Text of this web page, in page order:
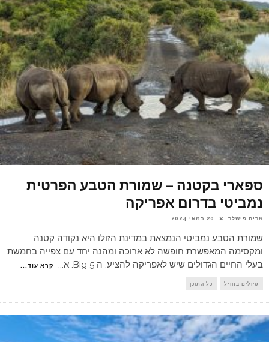
ספארי בקטנה – שמורת הטבע הפרטית
נמביטי בדרום אפריקה
אריה פישלר 20 במאי 2024
שמורת הטבע נמביטי הנמצאת במדינת הזולו היא נקודה קטנה
ומקסימה המאפשרת חופשה לא ארוכה ומהנה יחד עם צפייה בחמשת
בעלי החיים הגדולים שיש לאפריקה להציע: ה Big 5. א
... קרא עוד...
טיולים בחו"ל כל התוכן